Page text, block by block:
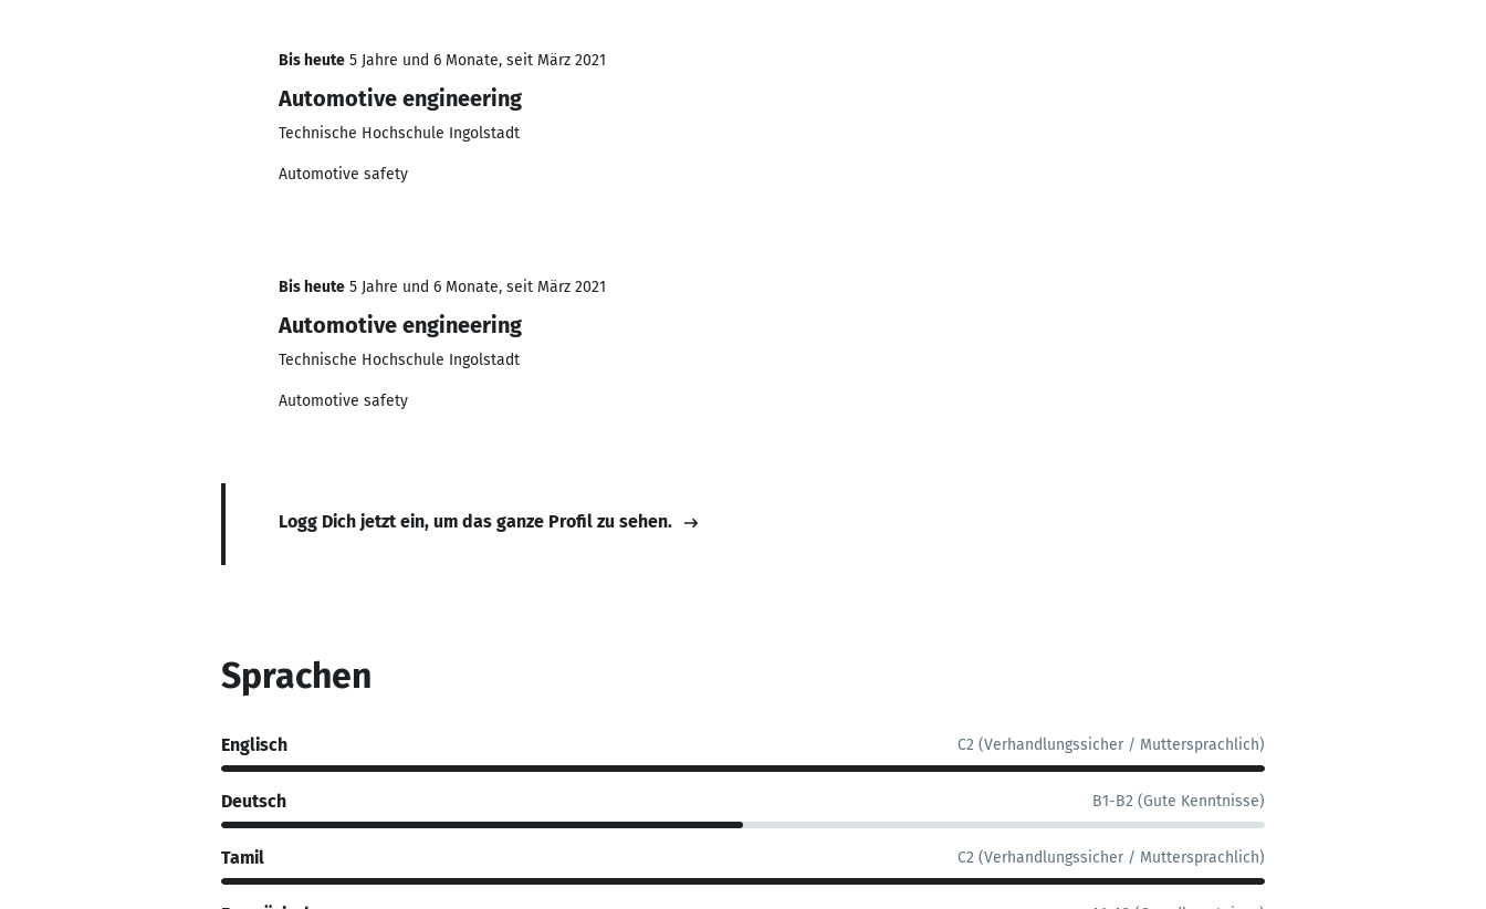
Bis heute 5 Jahre und 6 Monate, seit März 2021
Automotive engineering
Technische Hochschule Ingolstadt
Automotive safety
Bis heute 5 Jahre und 6 Monate, seit März 2021
Automotive engineering
Technische Hochschule Ingolstadt
Automotive safety
Logg Dich jetzt ein, um das ganze Profil zu sehen.
Sprachen
Englisch C2 (Verhandlungssicher / Muttersprachlich)
Deutsch B1-B2 (Gute Kenntnisse)
Tamil C2 (Verhandlungssicher / Muttersprachlich)